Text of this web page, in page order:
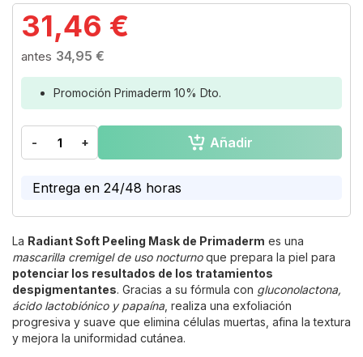
Skip
beginning
images
gallery
31,46 €
34,95 €
Promoción Primaderm 10% Dto.
- + Añadir
Entrega en 24/48 horas
La Radiant Soft Peeling Mask de Primaderm es una
mascarilla cremigel de uso nocturnoque prepara la piel para
potenciar los resultados de los tratamientos
despigmentantes. Gracias a su fórmula con gluconolactona,
ácido lactobiónico y papaína, realiza una exfoliación
progresiva y suave que elimina células muertas, afina la textura
y mejora la uniformidad cutánea.